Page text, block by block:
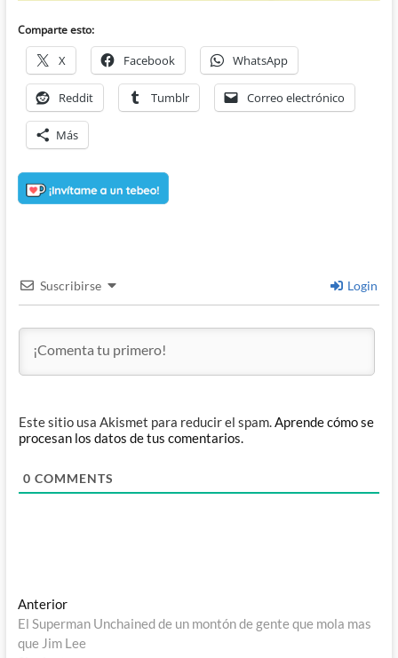
Comparte esto:
X Facebook WhatsApp
Reddit Tumblr Correo electrónico
Más
Suscribirse Login
Este sitio usa Akismet para reducir el spam.Aprende cómo se
procesan los datos de tus comentarios.
0 COMMENTS
Navegación
de
AnteriorEntrada
anterior:
El Superman Unchained de un montón de gente que mola mas
que Jim Lee